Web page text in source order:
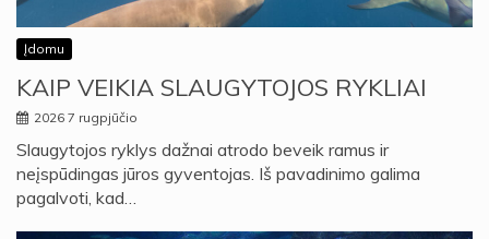
Įdomu
KAIP VEIKIA SLAUGYTOJOS RYKLIAI
2026 7 rugpjūčio
Slaugytojos ryklys dažnai atrodo beveik ramus ir
neįspūdingas jūros gyventojas. Iš pavadinimo galima
pagalvoti, kad…